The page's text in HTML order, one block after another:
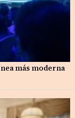
más moderna